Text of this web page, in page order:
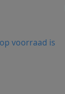
voorraad is